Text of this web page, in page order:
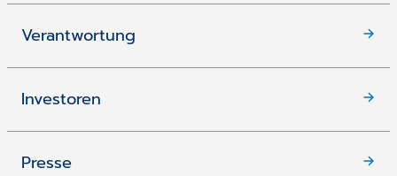
Verantwortung
Investoren
Presse